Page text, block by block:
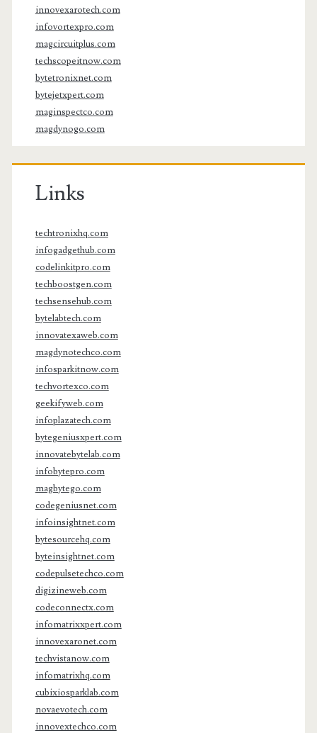
innovexarotech.com
infovortexpro.com
magcircuitplus.com
techscopeitnow.com
bytetronixnet.com
bytejetxpert.com
maginspectco.com
magdynogo.com
Links
techtronixhq.com
infogadgethub.com
codelinkitpro.com
techboostgen.com
techsensehub.com
bytelabtech.com
innovatexaweb.com
magdynotechco.com
infosparkitnow.com
techvortexco.com
geekifyweb.com
infoplazatech.com
bytegeniusxpert.com
innovatebytelab.com
infobytepro.com
magbytego.com
codegeniusnet.com
infoinsightnet.com
bytesourcehq.com
byteinsightnet.com
codepulsetechco.com
digizineweb.com
codeconnectx.com
infomatrixxpert.com
innovexaronet.com
techvistanow.com
infomatrixhq.com
cubixiosparklab.com
novaevotech.com
innovextechco.com